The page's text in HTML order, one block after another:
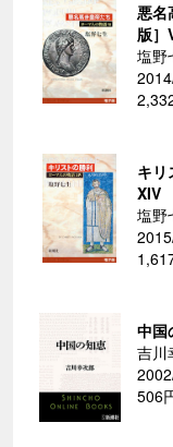
悪名
版］
塩野
キリ
XIV
塩野
中国
吉川
506